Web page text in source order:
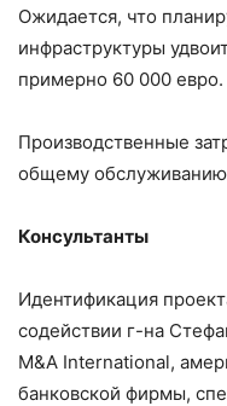
Ожидается, что
инфраструктуры
примерно 60 000 евро.
Производственные
общему
Консультанты
Идентификация
содействии г-на
M&A International,
банковской фирмы,